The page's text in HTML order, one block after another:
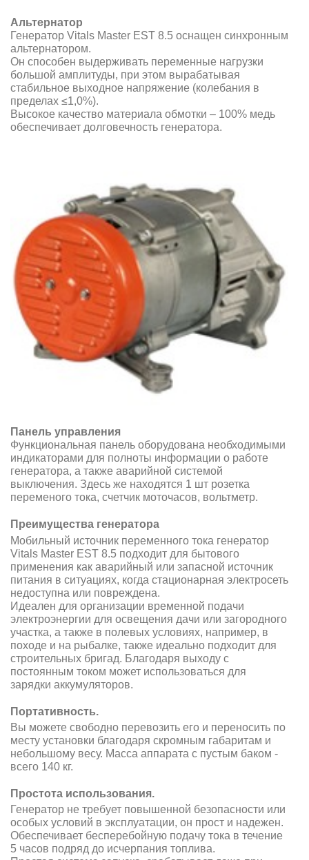
Альтернатор
Генератор Vitals Master EST 8.5 оснащен синхронным
альтернатором.
Он способен выдерживать переменные нагрузки
большой амплитуды, при этом вырабатывая
стабильное выходное напряжение (колебания в
пределах ≤1,0%).
Высокое качество материала обмотки – 100% медь
обеспечивает долговечность генератора.
Панель управления
Функциональная панель оборудована необходимыми
индикаторами для полноты информации о работе
генератора, а также аварийной системой
выключения. Здесь же находятся 1 шт розетка
переменого тока, cчетчик моточасов, вольтметр.
Преимущества генератора
Мобильный источник переменного тока генератор
Vitals Master EST 8.5 подходит для бытового
применения как аварийный или запасной источник
питания в ситуациях, когда стационарная электросеть
недоступна или повреждена.
Идеален для организации временной подачи
электроэнергии для освещения дачи или загородного
участка, а также в полевых условиях, например, в
походе и на рыбалке, также идеально подходит для
строительных бригад. Благодаря выходу с
постоянным током может использоваться для
зарядки аккумуляторов.
Портативность.
Вы можете свободно перевозить его и переносить по
месту установки благодаря скромным габаритам и
небольшому весу. Масса аппарата с пустым баком -
всего 140 кг.
Простота использования.
Генератор не требует повышенной безопасности или
особых условий в эксплуатации, он прост и надежен.
Обеспечивает бесперебойную подачу тока в течение
5 часов подряд до исчерпания топлива.